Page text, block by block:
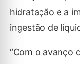
hidratação e a
ingestão de
“Com o avanço